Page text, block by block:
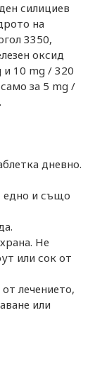
силициев
на
3350,
оксид
и 10 mg / 320
за 5 mg /
дневно.
едно и също
Не
или сок от
лечението,
или